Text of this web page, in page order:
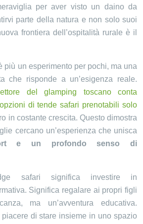
per aver visto un daino da
parte della natura e non solo suoi
frontiera dell’ospitalità rurale è il
più un esperimento per pochi, ma una
che risponde a un’esigenza reale.
del glamping toscano conta
di tende safari prenotabili solo
in costante crescita. Questo dimostra
cercano un’esperienza che unisca
e un profondo senso di
safari significa investire in
Significa regalare ai propri figli
ma un’avventura educativa.
di stare insieme in uno spazio